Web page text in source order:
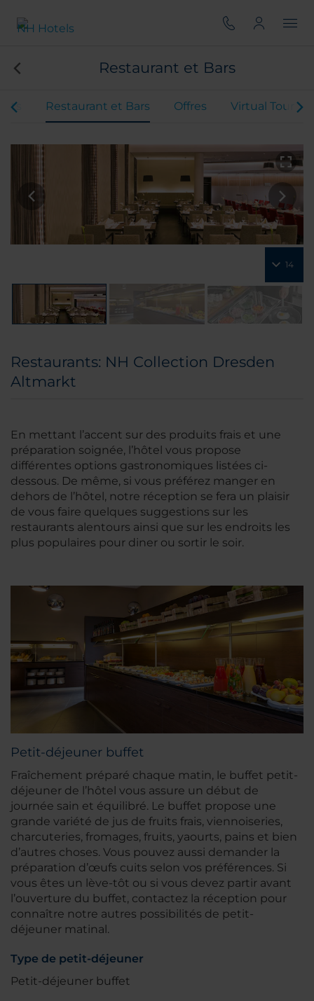
Restaurant et Bars
Restaurant et Bars Offres Virtual Tour
14
Restaurants: NH Collection Dresden
Altmarkt
En mettant l’accent sur des produits frais et une
préparation soignée, l’hôtel vous propose
différentes options gastronomiques listées ci-
dessous. De même, si vous préférez manger en
dehors de l’hôtel, notre réception se fera un plaisir
de vous faire quelques suggestions sur les
restaurants alentours ainsi que sur les endroits les
plus populaires pour diner ou sortir le soir.
Petit-déjeuner buffet
Fraîchement préparé chaque matin, le buffet petit-
déjeuner de l’hôtel vous assure un début de
journée sain et équilibré. Le buffet propose une
grande variété de jus de fruits frais, viennoiseries,
charcuteries, fromages, fruits, yaourts, pains et bien
d’autres choses. Vous pouvez aussi demander la
préparation d’œufs cuits selon vos préférences. Si
vous êtes un lève-tôt ou si vous devez partir avant
l’ouverture du buffet, contactez la réception pour
connaître notre autres possibilités de petit-
déjeuner matinal.
Type de petit-déjeuner
Petit-déjeuner buffet